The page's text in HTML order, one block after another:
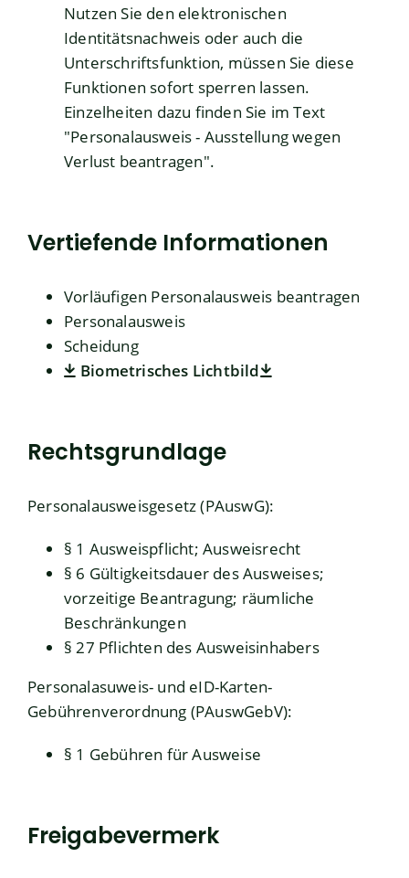
Nutzen Sie den elektronischen
Identitätsnachweis oder auch die
Unterschriftsfunktion, müssen Sie diese
Funktionen sofort sperren lassen.
Einzelheiten dazu finden Sie im Text
"Personalausweis - Ausstellung wegen
Verlust beantragen".
Vertiefende Informationen
Vorläufigen Personalausweis beantragen
Personalausweis
Scheidung
Biometrisches Lichtbild
Rechtsgrundlage
Personalausweisgesetz (PAuswG):
§ 1 Ausweispflicht; Ausweisrecht
§ 6 Gültigkeitsdauer des Ausweises;
vorzeitige Beantragung; räumliche
Beschränkungen
§ 27 Pflichten des Ausweisinhabers
Personalasuweis- und eID-Karten-
Gebührenverordnung (PAuswGebV):
§ 1 Gebühren für Ausweise
Freigabevermerk